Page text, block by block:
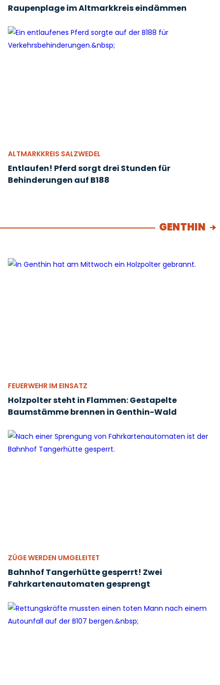
Raupenplage im Altmarkkreis eindämmen
ALTMARKKREIS SALZWEDEL
Entlaufen! Pferd sorgt drei Stunden für
Behinderungen auf B188
GENTHIN
FEUERWEHR IM EINSATZ
Holzpolter steht in Flammen: Gestapelte
Baumstämme brennen in Genthin-Wald
ZÜGE WERDEN UMGELEITET
Bahnhof Tangerhütte gesperrt! Zwei
Fahrkartenautomaten gesprengt